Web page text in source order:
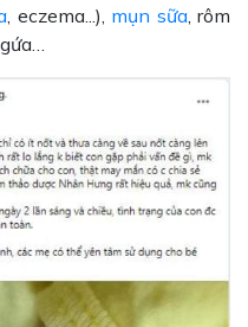
, eczema...), mụn sữa, rôm